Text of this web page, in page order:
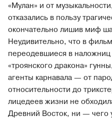
«Мулан» и от
отказались в пользу
окончательно лишив миф
Неудивительно, что в
переодевшиеся в
«троянского дракона»
агенты карнавала — от
относительности до
лицедеев жизни не
Древний Восток, ни —